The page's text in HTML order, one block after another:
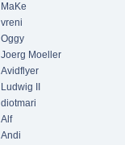
MaKe
vreni
Oggy
Joerg Moeller
Avidflyer
Ludwig II
diotmari
Alf
Andi